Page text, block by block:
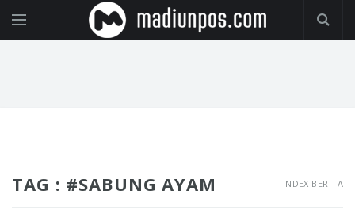
TAG : #SABUNG AYAM INDEX BERITA